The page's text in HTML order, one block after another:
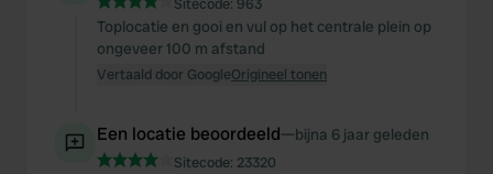
Sitecode: 963
Toplocatie en gooi en vul op het centrale plein op
ongeveer 100 m afstand
Vertaald door GoogleOrigineel tonen
Een locatie beoordeeld—bijna 6 jaar geleden
Sitecode: 23320